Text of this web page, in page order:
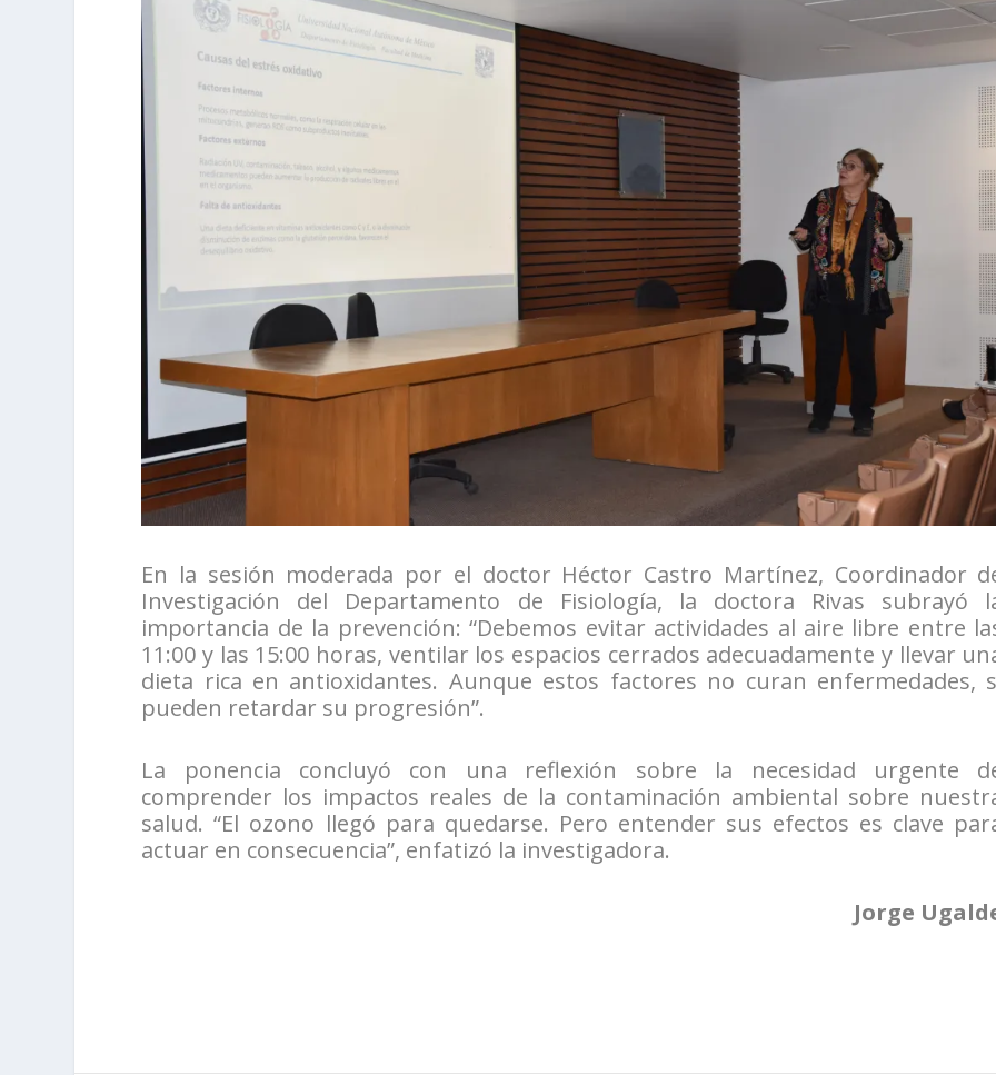
En la sesión moderada por el doctor Héctor Castro Martínez, Coordinador
Investigación del Departamento de Fisiología, la doctora Rivas subrayó
importancia de la prevención: “Debemos evitar actividades al aire libre entre
11:00 y las 15:00 horas, ventilar los espacios cerrados adecuadamente y llevar
dieta rica en antioxidantes. Aunque estos factores no curan enfermedades,
pueden retardar su progresión”.
La ponencia concluyó con una reflexión sobre la necesidad urgente
comprender los impactos reales de la contaminación ambiental sobre
salud. “El ozono llegó para quedarse. Pero entender sus efectos es clave
actuar en consecuencia”, enfatizó la investigadora.
Jorge